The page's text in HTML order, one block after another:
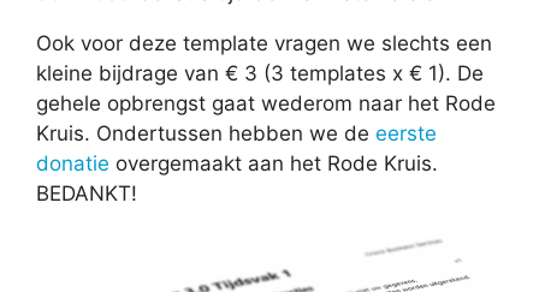
Ook voor deze template vragen we slechts een
kleine bijdrage van € 3 (3 templates x € 1). De
gehele opbrengst gaat wederom naar het Rode
Kruis. Ondertussen hebben we de eerste
donatie overgemaakt aan het Rode Kruis.
BEDANKT!